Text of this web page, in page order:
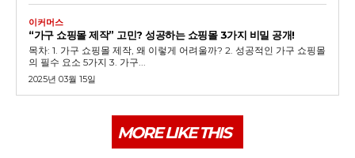
이커머스
“가구 쇼핑몰 제작” 고민? 성공하는 쇼핑몰 3가지 비밀 공개!
목차: 1. 가구 쇼핑몰 제작, 왜 이렇게 어려울까? 2. 성공적인 가구 쇼핑몰
의 필수 요소 5가지 3. 가구...
2025년 03월 15일
MORE LIKE THIS